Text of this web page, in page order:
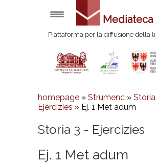
Mediateca
Piattaforma per la diffusione della
homepage » Strumenc »
Ejercizies » Ej. 1 Met adum
Storia 3 - Ejercizies
Ej. 1 Met adum